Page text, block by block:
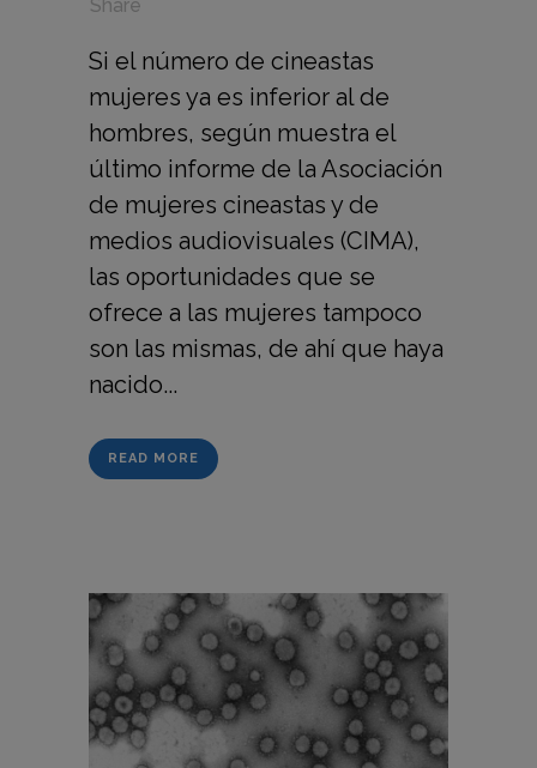
Share
Si el número de cineastas
mujeres ya es inferior al de
hombres, según muestra el
último informe de la Asociación
de mujeres cineastas y de
medios audiovisuales (CIMA),
las oportunidades que se
ofrece a las mujeres tampoco
son las mismas, de ahí que haya
nacido...
READ MORE